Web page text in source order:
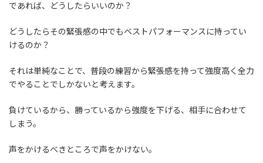
であれば、どうしたらいいのか？
どうしたらその緊張感の中でもベストパフォーマンスに持ってい
けるのか？
それは単純なことで、普段の練習から緊張感を持って強度高く全力
でやることでしかないと考えます。
負けているから、勝っているから強度を下げる、相手に合わせて
しまう。
声をかけるべきところで声をかけない。